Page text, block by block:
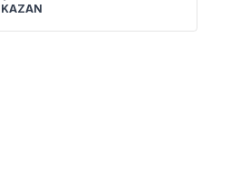
Akvaryum Arka
Fon Mavi 1 Mt x
60 Cm
149.90 TL
KAZAN